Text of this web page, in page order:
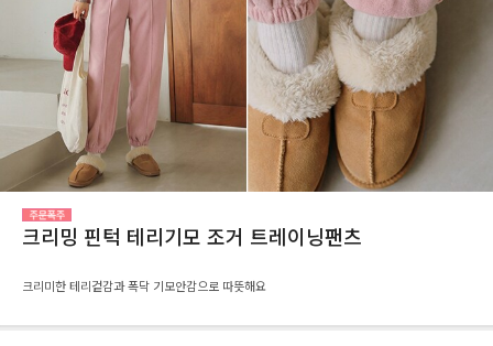
크리밍 핀턱 테리기모 조거 트레이닝팬츠
크리미한 테리겉감과 폭닥 기모안감으로 따뜻해요